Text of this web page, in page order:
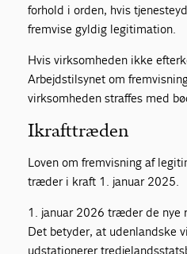
forhold i orden, hvis
fremvise gyldig legitimation.
Hvis virksomheden ikke
Arbejdstilsynet om
virksomheden straffes med
Ikrafttræden
Loven om fremvisning af
træder i kraft 1. januar 2025.
1. januar 2026 træder de nye
Det betyder, at udenlandske
udstationerer